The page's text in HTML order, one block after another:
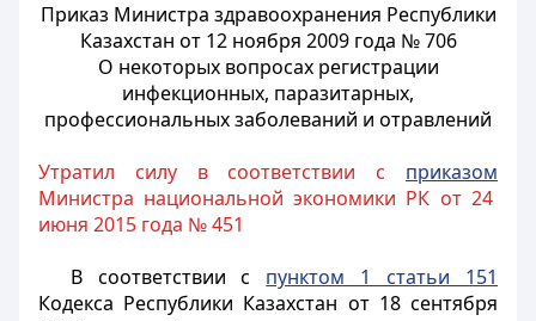
Приказ Министра здравоохранения Республики
Казахстан от 12 ноября 2009 года № 706
О некоторых вопросах регистрации
инфекционных, паразитарных,
профессиональных заболеваний и отравлений
Утратил силу в соответствии с приказом
Министра национальной экономики РК от 24
июня 2015 года № 451
В соответствии с пунктом 1 статьи 151
Кодекса Республики Казахстан от 18 сентября